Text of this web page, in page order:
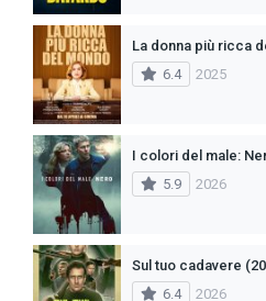
La donna più ricca
6.4
2025
I colori del male:
5.9
2026
Sul tuo cadavere
6.4
2026